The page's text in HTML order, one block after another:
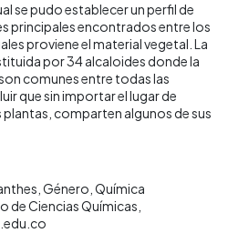
se pudo establecer un perfil de
principales encontrados entre los
proviene el material vegetal. La
por 34 alcaloides donde la
comunes entre todas las
que sin importar el lugar de
comparten algunos de sus
Género Química
de Ciencias Químicas